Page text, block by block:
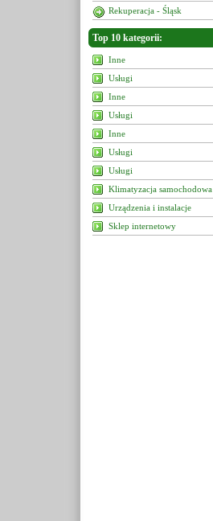
Rekuperacja - Śląsk
Top 10 kategorii:
Inne
Usługi
Inne
Usługi
Inne
Usługi
Usługi
Klimatyzacja samochodowa
Urządzenia i instalacje
Sklep internetowy